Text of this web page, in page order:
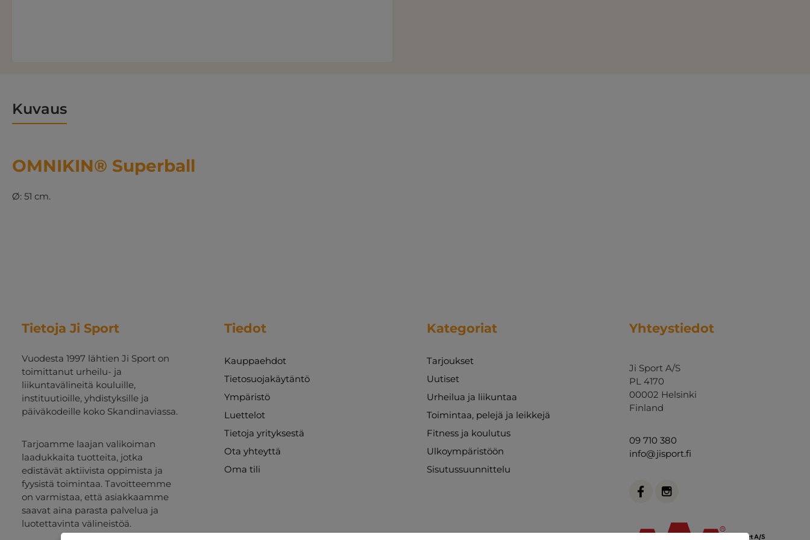
Kuvaus
OMNIKIN® Superball
Ø: 51 cm.
Tietoja Ji Sport
Vuodesta 1997 lähtien Ji Sport on
toimittanut urheilu- ja
liikuntavälineitä kouluille,
instituutioille, yhdistyksille ja
päiväkodeille koko Skandinaviassa.
Tarjoamme laajan valikoiman
laadukkaita tuotteita, jotka
edistävät aktiivista oppimista ja
fyysistä toimintaa. Tavoitteemme
on varmistaa, että asiakkaamme
saavat aina parasta palvelua ja
luotettavinta välineistöä.
Tiedot
Kauppaehdot
Tietosuojakäytäntö
Ympäristö
Luettelot
Tietoja yrityksestä
Ota yhteyttä
Oma tili
Kategoriat
Tarjoukset
Uutiset
Urheilua ja liikuntaa
Toimintaa, pelejä ja leikkejä
Fitness ja koulutus
Ulkoympäristöön
Sisutussuunnittelu
Yhteystiedot
Ji Sport A/S
PL 4170
00002 Helsinki
Finland
09 710 380
info@jisport.fi